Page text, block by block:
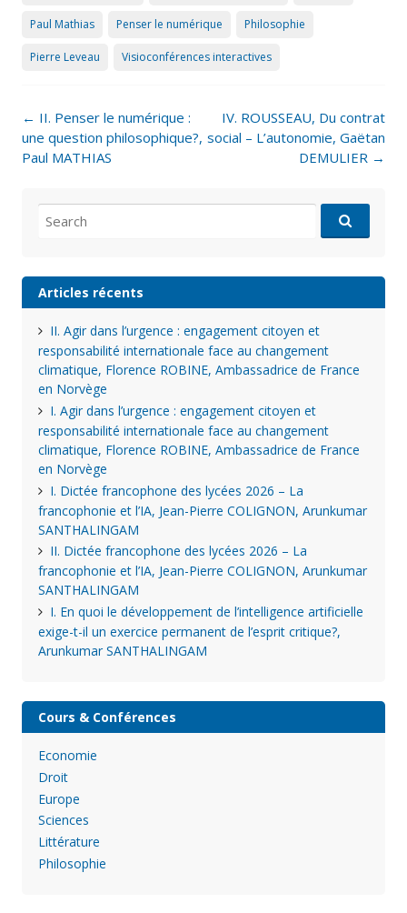
Paul Mathias Penser le numérique Philosophie
Pierre Leveau Visioconférences interactives
Post
navigation
← II. Penser le numérique :
une question philosophique?,
Paul MATHIAS
IV. ROUSSEAU, Du contrat
social – L’autonomie, Gaëtan
DEMULIER →
for:
Articles récents
II. Agir dans l’urgence : engagement citoyen et
responsabilité internationale face au changement
climatique, Florence ROBINE, Ambassadrice de France
en Norvège
I. Agir dans l’urgence : engagement citoyen et
responsabilité internationale face au changement
climatique, Florence ROBINE, Ambassadrice de France
en Norvège
I. Dictée francophone des lycées 2026 – La
francophonie et l’IA, Jean-Pierre COLIGNON, Arunkumar
SANTHALINGAM
II. Dictée francophone des lycées 2026 – La
francophonie et l’IA, Jean-Pierre COLIGNON, Arunkumar
SANTHALINGAM
I. En quoi le développement de l’intelligence artificielle
exige-t-il un exercice permanent de l’esprit critique?,
Arunkumar SANTHALINGAM
Cours & Conférences
Economie
Droit
Europe
Sciences
Littérature
Philosophie